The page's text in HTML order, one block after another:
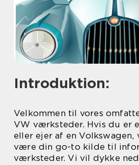
Introduktion:
Velkommen til vores
VW værksteder. Hvis du er
eller ejer af en Volkswagen,
være din go-to kilde til
værksteder. Vi vil dykke